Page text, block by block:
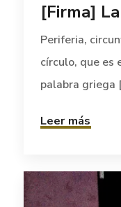
[Firma]
Periferia,
círculo, que es
palabra griega
Leer más